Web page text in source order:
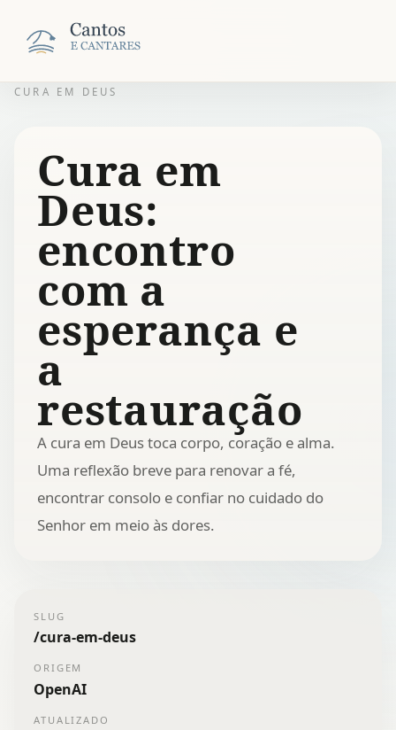
CURA EM DEUS
Cura em
Deus:
encontro
com a
esperança e
a
restauração
A cura em Deus toca corpo, coração e alma.
Uma reflexão breve para renovar a fé,
encontrar consolo e confiar no cuidado do
Senhor em meio às dores.
SLUG
/cura-em-deus
ORIGEM
OpenAI
ATUALIZADO